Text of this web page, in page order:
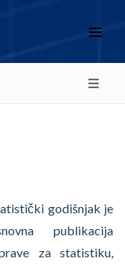
godišnjak je
publikacija
za statistiku,